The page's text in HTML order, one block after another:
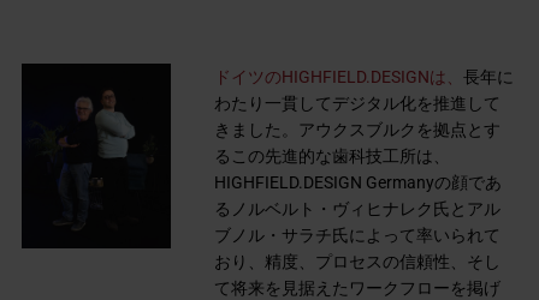
ドイツのHIGHFIELD.DESIGNは、長年に
わたり一貫してデジタル化を推進して
きました。アウクスブルクを拠点とす
るこの先進的な歯科技工所は、
HIGHFIELD.DESIGN Germanyの顔であ
るノルベルト・ヴィヒナレク氏とアル
ブノル・サラチ氏によって率いられて
おり、精度、プロセスの信頼性、そし
て将来を見据えたワークフローを掲げ